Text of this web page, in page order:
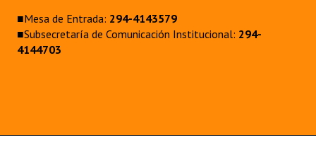
■Mesa de Entrada: 294-4143579
■Subsecretaría de Comunicación Institucional: 294-
4144703